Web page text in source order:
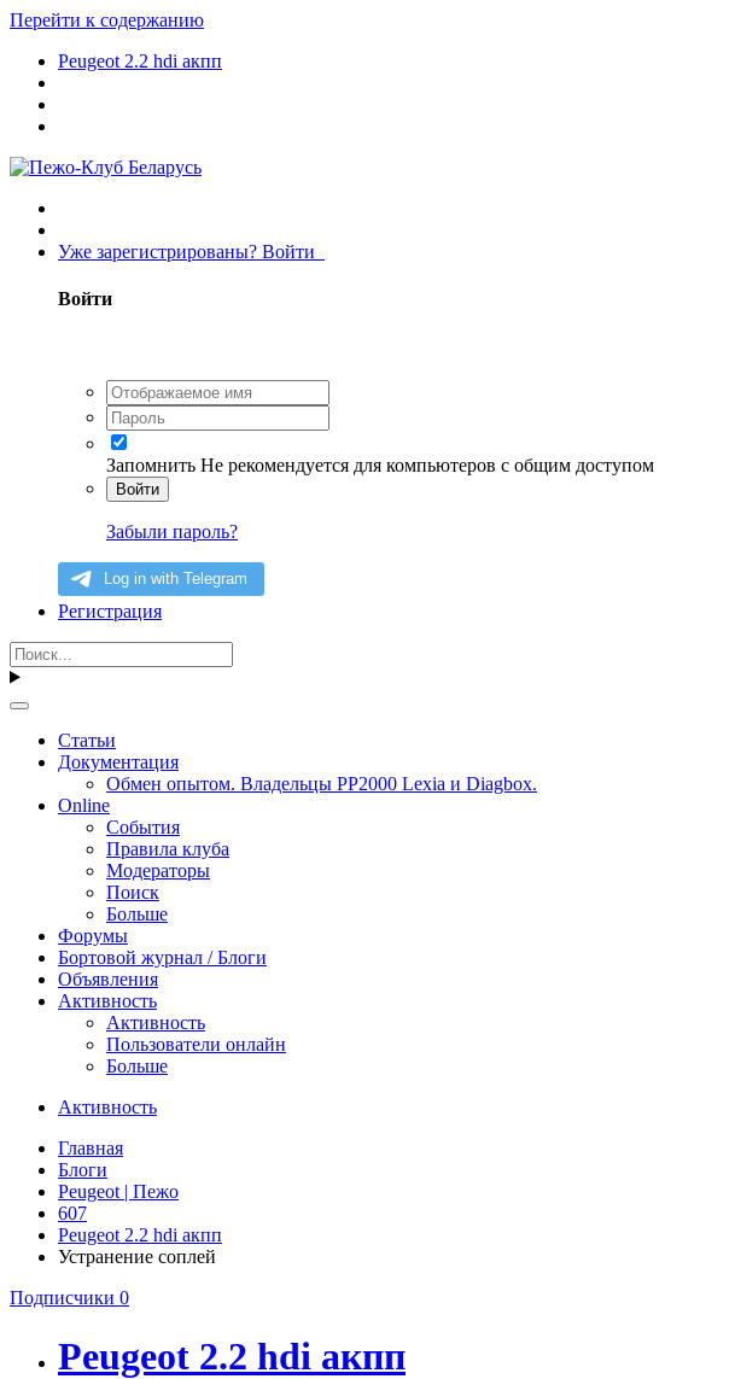
Перейти к содержанию
Peugeot 2.2 hdi акпп
Уже зарегистрированы? Войти
Войти
Запомнить Не рекомендуется для компьютеров с общим доступом
Войти
Забыли пароль?
Регистрация
Статьи
Документация
Обмен опытом. Владельцы PP2000 Lexia и Diagbox.
Online
События
Правила клуба
Модераторы
Поиск
Больше
Форумы
Бортовой журнал / Блоги
Объявления
Активность
Активность
Пользователи онлайн
Больше
Активность
Главная
Блоги
Peugeot | Пежо
607
Peugeot 2.2 hdi акпп
Устранение соплей
Подписчики 0
Peugeot 2.2 hdi акпп